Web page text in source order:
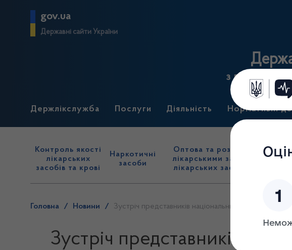
gov.ua
Державні сайти України
з лікарських
Держлікслужба Послуги Діяльність Нормативні
Контроль якості
лікарських
засобів та крові
Наркотичні
засоби
Оптова та роздрібна
лікарськими засобами,
лікарських засобів (крім АФІ)
Головна / Новини / Зустріч представників національних фармакопейних
Зустріч представників